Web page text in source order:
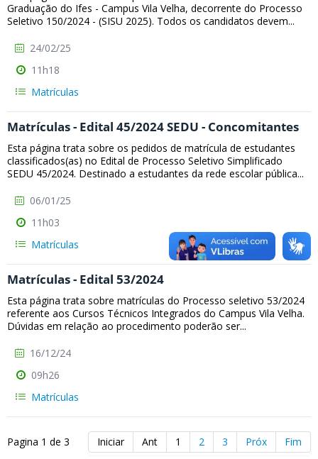
Graduação do Ifes - Campus Vila Velha, decorrente do Processo
Seletivo 150/2024 - (SISU 2025). Todos os candidatos devem...
24/02/25
11h18
Matrículas
Matrículas - Edital 45/2024 SEDU - Concomitantes
Esta página trata sobre os pedidos de matrícula de estudantes
classificados(as) no Edital de Processo Seletivo Simplificado
SEDU 45/2024. Destinado a estudantes da rede escolar pública...
06/01/25
11h03
Matrículas
Matrículas - Edital 53/2024
Esta página trata sobre matrículas do Processo seletivo 53/2024
referente aos Cursos Técnicos Integrados do Campus Vila Velha.
Dúvidas em relação ao procedimento poderão ser...
16/12/24
09h26
Matrículas
Pagina 1 de 3 Iniciar Ant 1 2 3 Próx Fim